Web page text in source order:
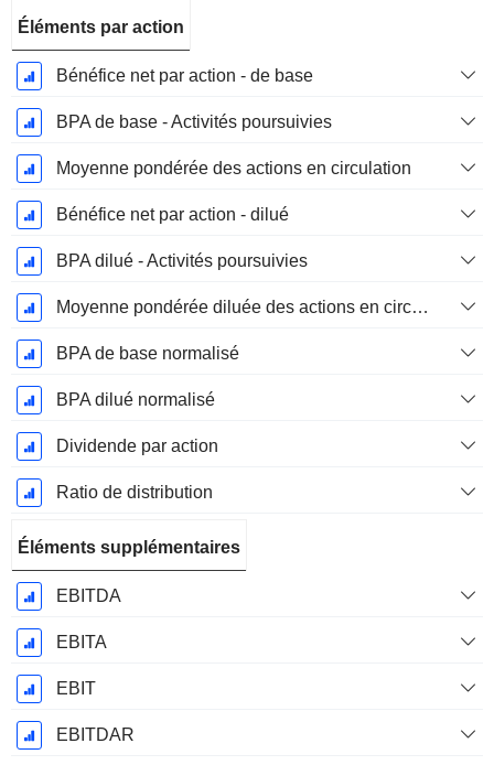
Éléments par action
Bénéfice net par action - de base
BPA de base - Activités poursuivies
Moyenne pondérée des actions en circulation
Bénéfice net par action - dilué
BPA dilué - Activités poursuivies
Moyenne pondérée diluée des actions en circulation
BPA de base normalisé
BPA dilué normalisé
Dividende par action
Ratio de distribution
Éléments supplémentaires
EBITDA
EBITA
EBIT
EBITDAR